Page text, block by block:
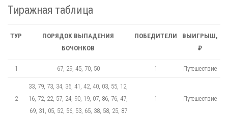
Тиражная таблица
ТУР
ПОРЯДОК ВЫПАДЕНИЯ
БОЧОНКОВ
ПОБЕДИТЕЛИ
ВЫИГРЫШ,
₽
1 67, 29, 45, 70, 50 1 Путешествие
2
33, 79, 73, 34, 36, 41, 42, 40, 03, 55, 12,
16, 72, 22, 57, 24, 90, 19, 07, 86, 76, 47,
69, 31, 05, 52, 56, 53, 65, 38, 58, 25, 87
1 Путешествие